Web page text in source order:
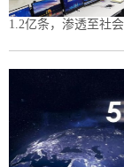
1.2亿条，渗透至社